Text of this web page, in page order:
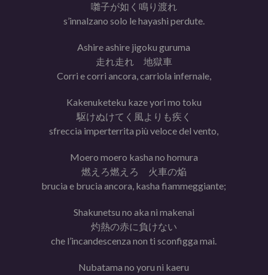
囃子が如く鳴り渡れ
s’innalzano solo le hayashi perdute.
Ashire ashire jigoku guruma
走れ走れ 地獄車
Corri e corri ancora, carriola infernale,
Kakenuketeku kaze yori mo toku
駆けぬけてく風よりも疾く
sfreccia imperterrita più veloce del vento,
Moero moero kasha no homura
燃えろ燃えろ 火車の焔
brucia e brucia ancora, kasha fiammeggiante;
Shakunetsu no aka ni makenai
灼熱の赤に負けない
che l’incandescenza non ti sconfigga mai.
Nubatama no yoru ni kaeru